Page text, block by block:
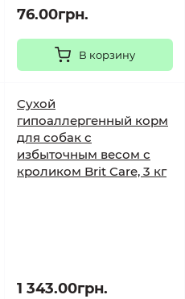
76.00грн.
В корзину
Сухой
гипоаллергенный корм
для собак с
избыточным весом с
кроликом Brit Care, 3 кг
1 343.00грн.